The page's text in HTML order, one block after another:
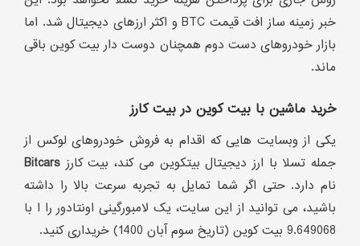
خبر زمینه ساز افت قیمت BTC و اکثر ارزهای دیجیتال شد. اما
بازار خودروهای دست دوم همچنان دوست دار بیت کوین باقی
ماند.
خرید ماشین با بیت کوین در بیت کارز
یکی از وبسایت هایی که اقدام به فروش خودروهای لوکس از
جمله تسلا با ارز دیجیتال بیتکوین می کند، بیت کارز Bitcars
نام دارد. حتی اگر شما تمایل به تجربه سرعت بالا را داشته
باشید، می توانید از این سایت، یک لامبورگینی اونتادور را ا با
9.649068 بیت کوین (تاریخ سوم آبان 1400) خریداری کنید.